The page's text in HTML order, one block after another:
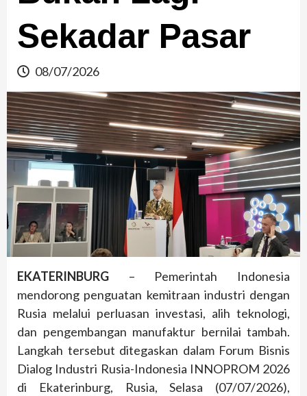
Sekadar Pasar
08/07/2026
EKATERINBURG – Pemerintah Indonesia
mendorong penguatan kemitraan industri dengan
Rusia melalui perluasan investasi, alih teknologi,
dan pengembangan manufaktur bernilai tambah.
Langkah tersebut ditegaskan dalam Forum Bisnis
Dialog Industri Rusia-Indonesia INNOPROM 2026
di Ekaterinburg, Rusia, Selasa (07/07/2026),